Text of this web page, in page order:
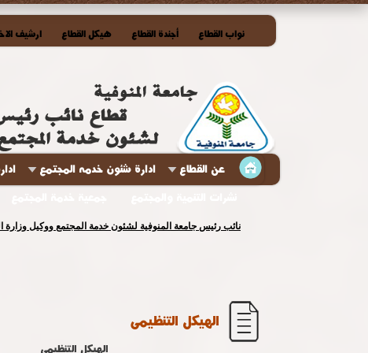
نواب القطاع أجندة القطاع هيكل القطاع ارشيف
عن القطاع ادارة شئون خدمه المجتمع
جامعة المنوفية داعمة للابتكار وتحصد المركز الأول في
الهيكل التنظيمى
الهيكل التنظيمى